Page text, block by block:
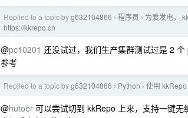
Replied to a topic byg632104866 › 程序员 › 为爱发电，
https://kkrepo.cn
@pc10201 还没试过，我们生产集群测试过是 2
参考
Replied to a topic byg632104866 › Python › 使用
@hutoer 可以尝试切到 kkRepo 上来，支持一键无